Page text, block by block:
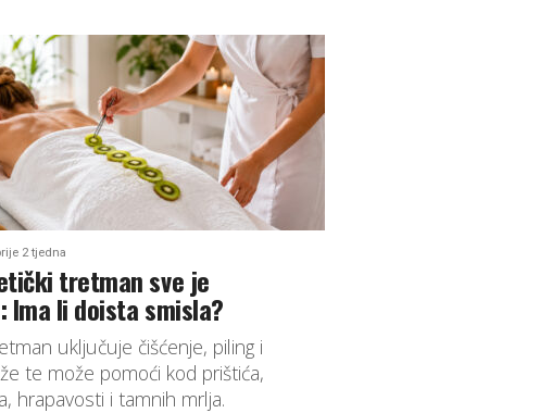
2 tjedna
tretman sve je
Ima li doista smisla?
uključuje čišćenje, piling i
te može pomoći kod prištića,
hrapavosti i tamnih mrlja.